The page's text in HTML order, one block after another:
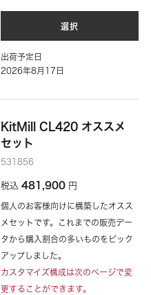
選択
出荷予定日
2026年8月17日
KitMill CL420 オススメ
セット
531856
税込 481,900 円
個人のお客様向けに構築したオスス
メセットです。これまでの販売デー
タから購入割合の多いものをピック
アップしました。
カスタマイズ構成は次のページで変
更することができます。